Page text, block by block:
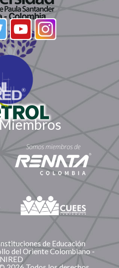
de Educación
del Oriente Colombiano -